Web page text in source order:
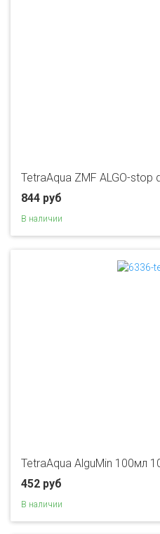
TetraAqua ZMF ALGO-stop
844 руб
В наличии
TetraAqua AlguMin 100мл
452 руб
В наличии